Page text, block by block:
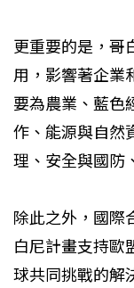
更重要的是，哥
用，影響著企業
要為農業、藍色
作、能源與自然
理、安全與國防
除此之外，國際
白尼計畫支持歐
球共同挑戰的解